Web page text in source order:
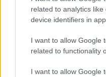
related to analytics
device identifiers in
I want to allow Google
related to functionality
I want to allow Google